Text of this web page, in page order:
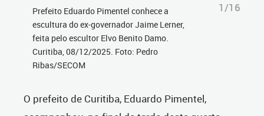
Prefeito Eduardo Pimentel conhece a
escultura do ex-governador Jaime Lerner,
feita pelo escultor Elvo Benito Damo.
Curitiba, 08/12/2025. Foto: Pedro
Ribas/SECOM
1/16
O prefeito de Curitiba, Eduardo Pimentel,